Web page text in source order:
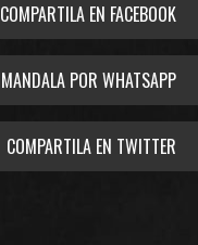
COMPARTILA EN FACEBOOK
MANDALA POR WHATSAPP
COMPARTILA EN TWITTER